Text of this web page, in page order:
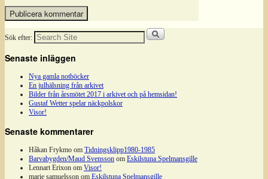
Sök efter:
Senaste inläggen
Nya gamla notböcker
En julhälsning från arkivet
Bilder från årsmötet 2017 i arkivet och på hemsidan!
Gustaf Wetter spelar näckpolskor
Visor!
Senaste kommentarer
Håkan Frykmo om Tidningsklipp1980-1985
Barvabygden/Maud Svensson om Eskilstuna Spelmansgille
Lennart Erixon om Visor!
marie samuelsson om Eskilstuna Spelmansgille